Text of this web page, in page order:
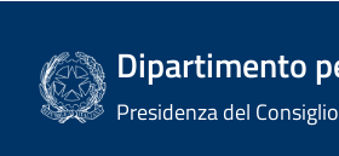
Dipartimento
Presidenza del